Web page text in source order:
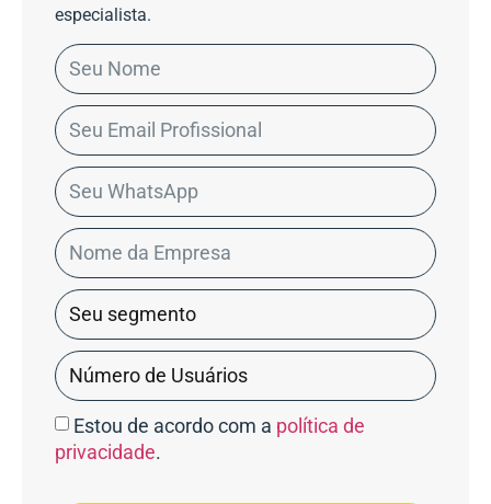
especialista.
Estou de acordo com a política de
privacidade.